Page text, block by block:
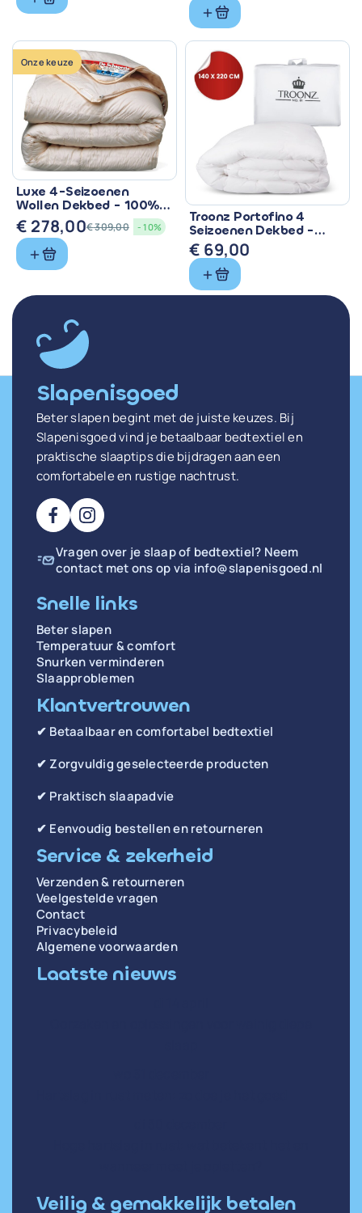
Onze keuze
Luxe 4-Seizoenen
Wollen Dekbed - 100%
Zuiver Scheerwol
€309,00
Oorspronkelijke
prijs
€ 309,00.
€ 278,00
Huidige
prijs
€ 278,00.
- 10%
Troonz Portofino 4
Seizoenen Dekbed -
Comfort voor Elk
Seizoen
€ 69,00
Slapenisgoed
Beter slapen begint met de juiste keuzes. Bij
Slapenisgoed vind je betaalbaar bedtextiel en
praktische slaaptips die bijdragen aan een
comfortabele en rustige nachtrust.
Vragen over je slaap of bedtextiel? Neem
contact met ons op via info@slapenisgoed.nl
Snelle links
Beter slapen
Temperatuur & comfort
Snurken verminderen
Slaapproblemen
Klantvertrouwen
✔ Betaalbaar en comfortabel bedtextiel
✔ Zorgvuldig geselecteerde producten
✔ Praktisch slaapadvie
✔ Eenvoudig bestellen en retourneren
Service & zekerheid
Verzenden & retourneren
Veelgestelde vragen
Contact
Privacybeleid
Algemene voorwaarden
Laatste nieuws
Veilig & gemakkelijk betalen